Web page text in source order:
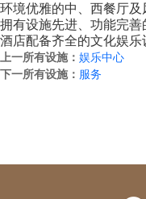
环境优雅的中、西餐厅
拥有设施先进、功能完
酒店配备齐全的文化娱乐
上一所有设施： 娱乐中心
下一所有设施： 服务